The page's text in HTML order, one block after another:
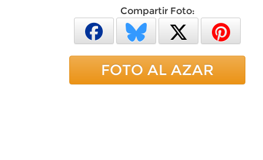
Compartir Foto:
FOTO AL AZAR